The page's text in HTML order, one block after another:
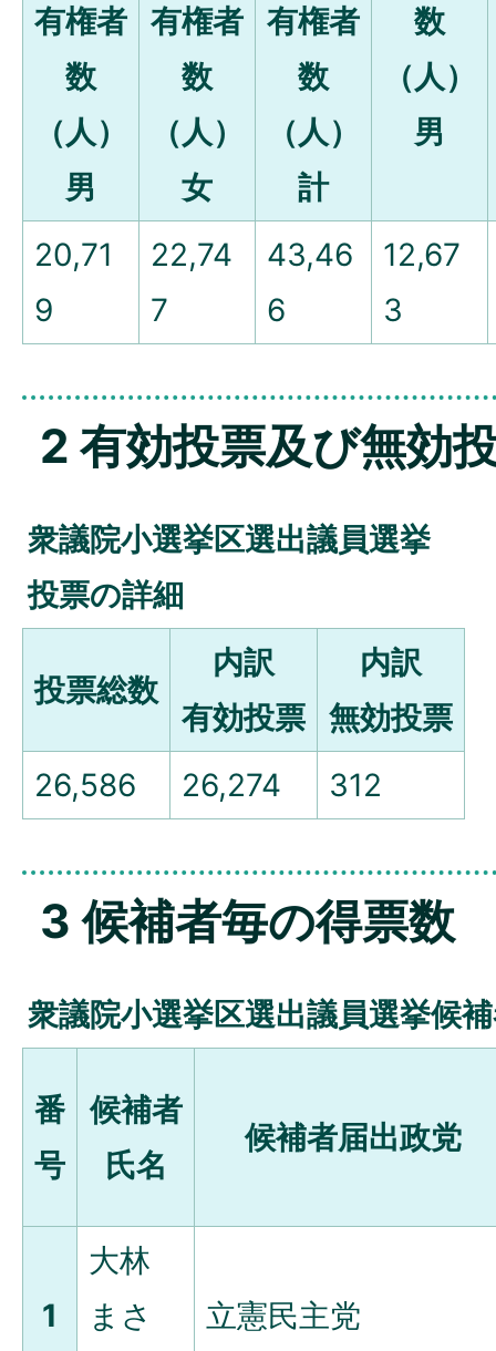
有権者
数
（人）
男
有権者
数
（人）
女
有権者
数
（人）
計
数
（人）
男
20,71
9
22,74
7
43,46
6
12,67
3
2 有効投票及び無効
衆議院小選挙区選出議員選挙
投票の詳細
投票総数
内訳
有効投票
内訳
無効投票
26,586
26,274 312
3 候補者毎の得票数
衆議院小選挙区選出議員選挙候
番
号
候補者
氏名
候補者届出政党
1
大林
まさ
立憲民主党